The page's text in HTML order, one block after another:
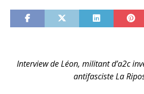
Interview de Léon, militant d’a2c
antifasciste La